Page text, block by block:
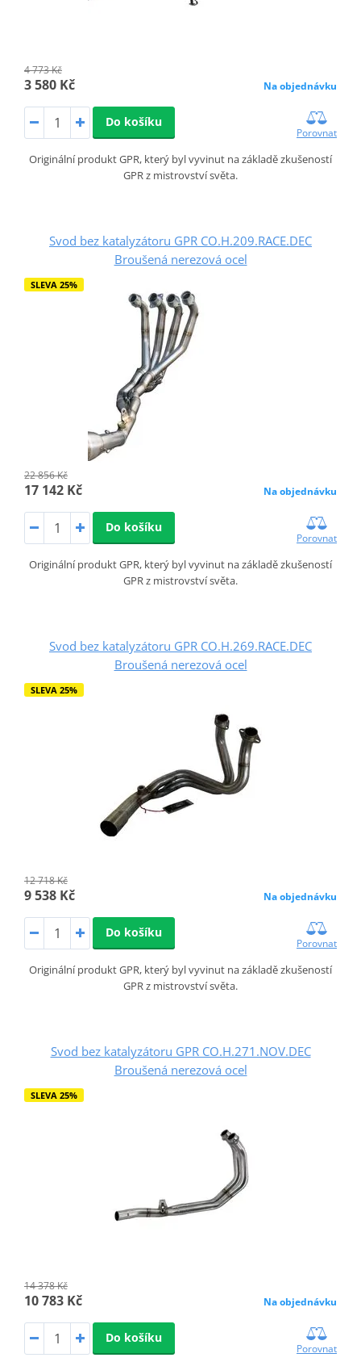
4 773 Kč
3 580 Kč Na objednávku
Do košíku
Porovnat
Originální produkt GPR, který byl vyvinut na základě zkušeností
GPR z mistrovství světa.
Svod bez katalyzátoru GPR CO.H.209.RACE.DEC
Broušená nerezová ocel
SLEVA 25%
22 856 Kč
17 142 Kč Na objednávku
Do košíku
Porovnat
Originální produkt GPR, který byl vyvinut na základě zkušeností
GPR z mistrovství světa.
Svod bez katalyzátoru GPR CO.H.269.RACE.DEC
Broušená nerezová ocel
SLEVA 25%
12 718 Kč
9 538 Kč Na objednávku
Do košíku
Porovnat
Originální produkt GPR, který byl vyvinut na základě zkušeností
GPR z mistrovství světa.
Svod bez katalyzátoru GPR CO.H.271.NOV.DEC
Broušená nerezová ocel
SLEVA 25%
14 378 Kč
10 783 Kč Na objednávku
Do košíku
Porovnat